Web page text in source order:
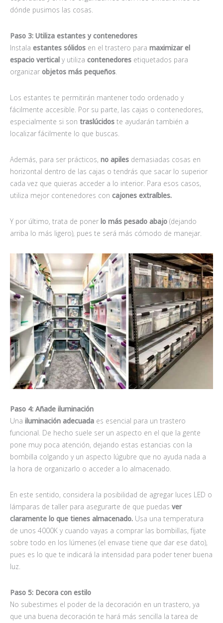
dónde pusimos las cosas.
Paso 3: Utiliza estantes y contenedores
Instala estantes sólidos en el trastero para maximizar el
espacio vertical y utiliza contenedores etiquetados para
organizar objetos más pequeños.
Los estantes te permitirán mantener todo ordenado y
fácilmente accesible. Por su parte, las cajas o contenedores,
especialmente si son traslúcidos te ayudarán también a
localizar fácilmente lo que buscas.
Además, para ser prácticos, no apiles demasiadas cosas en
horizontal dentro de las cajas o tendrás que sacar lo superior
cada vez que quieras acceder a lo interior. Para esos casos,
utiliza mejor contenedores con cajones extraíbles.
Y por último, trata de poner lo más pesado abajo (dejando
arriba lo más ligero), pues te será más cómodo de manejar.
Paso 4: Añade iluminación
Una iluminación adecuada es esencial para un trastero
funcional. De hecho suele ser un aspecto en el que la gente
pone muy poca atención, dejando estas estancias con la
bombilla colgando y un aspecto lúgubre que no ayuda nada a
la hora de organizarlo o acceder a lo almacenado.
En este sentido, considera la posibilidad de agregar luces LED o
lámparas de taller para asegurarte de que puedas ver
claramente lo que tienes almacenado. Usa una temperatura
de unos 4000K y cuando vayas a comprar las bombillas, fíjate
sobre todo en los lúmenes (el envase tiene que dar ese dato),
pues es lo que te indicará la intensidad para poder tener buena
luz.
Paso 5: Decora con estilo
No subestimes el poder de la decoración en un trastero, ya
que una buena decoración te hará más sencilla la tarea de